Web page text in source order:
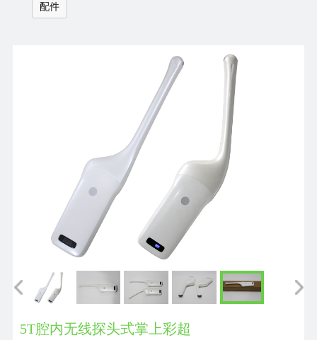
Languages
配件
5T腔内无线探头式掌上彩超